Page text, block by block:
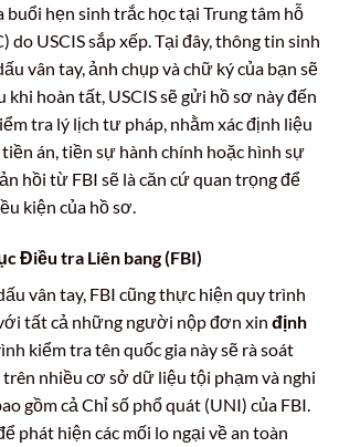
buổi hẹn sinh trắc học tại Trung tâm hỗ
do USCIS sắp xếp. Tại đây, thông tin sinh
vân tay, ảnh chụp và chữ ký của bạn sẽ
khi hoàn tất, USCIS sẽ gửi hồ sơ này đến
tra lý lịch tư pháp, nhằm xác định liệu
án, tiền sự hành chính hoặc hình sự
hồi từ FBI sẽ là căn cứ quan trọng để
kiện của hồ sơ.
Điều tra Liên bang (FBI)
vân tay, FBI cũng thực hiện quy trình
tất cả những người nộp đơn xin định
kiểm tra tên quốc gia này sẽ rà soát
nhiều cơ sở dữ liệu tội phạm và nghi
gồm cả Chỉ số phổ quát (UNI) của FBI.
phát hiện các mối lo ngại về an toàn